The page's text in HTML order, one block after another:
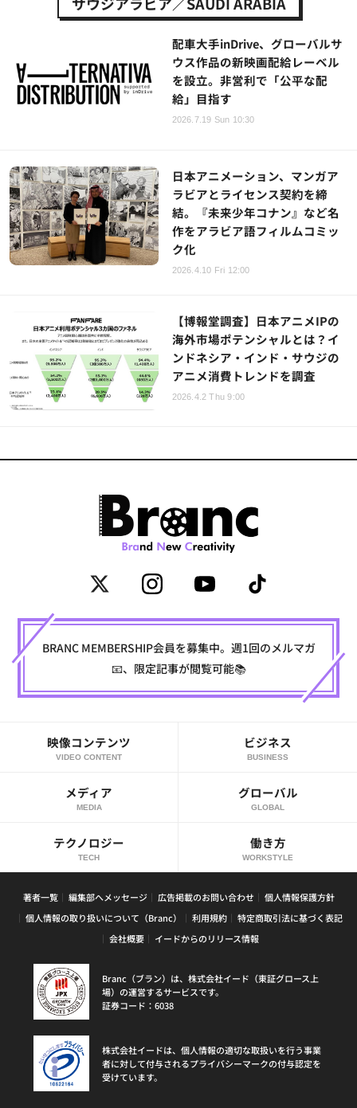
配車大手inDrive、グローバルサ
ウス作品の新映画配給レーベル
を設立。非営利で「公平な配
給」目指す
2026.7.19 Sun 10:30
日本アニメーション、マンガア
ラビアとライセンス契約を締
結。『未来少年コナン』など名
作をアラビア語フィルムコミッ
ク化
2026.4.10 Fri 12:00
【博報堂調査】日本アニメIPの
海外市場ポテンシャルとは？イ
ンドネシア・インド・サウジの
アニメ消費トレンドを調査
2026.4.2 Thu 9:00
BRANC MEMBERSHIP会員を募集中。週1回のメルマガ
📧、限定記事が閲覧可能📚
映像コンテンツ
VIDEO CONTENT
ビジネス
BUSINESS
メディア
MEDIA
グローバル
GLOBAL
テクノロジー
TECH
働き方
WORKSTYLE
著者一覧 編集部へメッセージ 広告掲載のお問い合わせ
個人情報保護方針
個人情報の取り扱いについて（Branc）
利用規約
特定商取引法に基づく表記
会社概要
イードからのリリース情報
Branc（ブラン）は、株式会社イード（東証グロース上
場）の運営するサービスです。
証券コード：6038
株式会社イードは、個人情報の適切な取扱いを行う事業
者に対して付与されるプライバシーマークの付与認定を
受けています。